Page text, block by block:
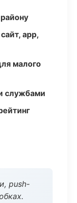
app,
малого
службами
push-